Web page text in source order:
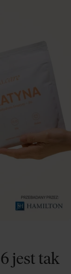
jest tak